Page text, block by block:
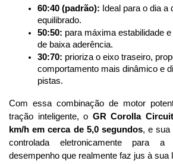
60:40 (padrão): Ideal para o dia
equilibrado.
50:50: para máxima estabilidade
de baixa aderência.
30:70: prioriza o eixo traseiro,
comportamento mais dinâmico e
pistas.
Com essa combinação de motor
tração inteligente, o GR Corolla Circuit
km/h em cerca de 5,0 segundos, e sua
controlada eletronicamente para
desempenho que realmente faz jus à sua